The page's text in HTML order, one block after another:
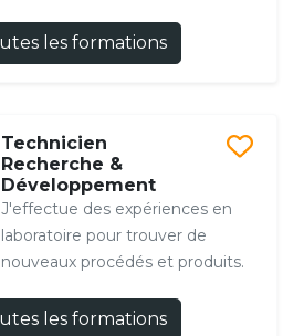
les formations
Technicien
Recherche &
Développement
J'effectue des expériences en
laboratoire pour trouver de
nouveaux procédés et produits.
les formations